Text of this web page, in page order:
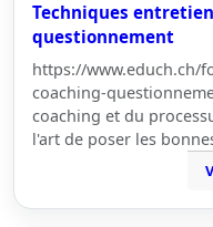
Techniques
questionnement
https://www.educh.ch/
coaching-
coaching et du
l'art de poser les